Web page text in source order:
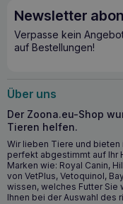
Newsletter
Verpasse kein
auf Bestellungen!
Über uns
Der Zoona.eu-Shop
Tieren helfen.
Wir lieben Tiere und
perfekt abgestimmt auf Ihr
Marken wie: Royal Canin,
von VetPlus, Vetoquinol,
wissen, welches Futter Sie
Ihnen bei der Auswahl des